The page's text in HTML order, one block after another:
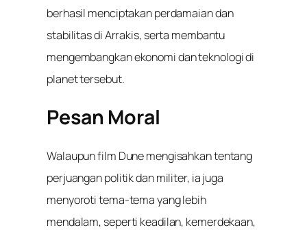
berhasil menciptakan perdamaian dan
stabilitas di Arrakis, serta membantu
mengembangkan ekonomi dan teknologi di
planet tersebut.
Pesan Moral
Walaupun film Dune mengisahkan tentang
perjuangan politik dan militer, ia juga
menyoroti tema-tema yang lebih
mendalam, seperti keadilan, kemerdekaan,